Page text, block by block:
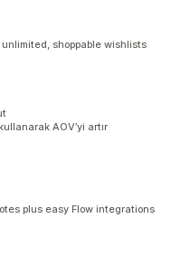
shoppable wishlists
AOV’yi artır
plus easy Flow integrations